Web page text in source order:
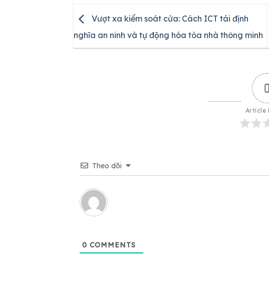
Vượt xa kiểm soát cửa: Cách ICT tái định
nghĩa an ninh và tự động hóa tòa nhà thông minh
0
Article
Theo dõi
0 COMMENTS